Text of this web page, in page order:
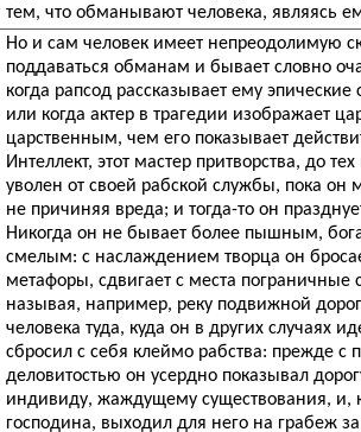
тем, что обманывают человека, являясь
Но и сам человек имеет непреодолимую
поддаваться обманам и бывает словно
когда рапсод рассказывает ему эпические
или когда актер в трагедии изображает
царственным, чем его показывает
Интеллект, этот мастер притворства, до
уволен от своей рабской службы, пока он
не причиняя вреда; и тогда-то он
Никогда он не бывает более пышным,
смелым: с наслаждением творца он
метафоры, сдвигает с места пограничные
называя, например, реку подвижной
человека туда, куда он в других случаях
сбросил с себя клеймо рабства: прежде с
деловитостью он усердно показывал
индивиду, жаждущему существования, и,
господина, выходил для него на грабеж